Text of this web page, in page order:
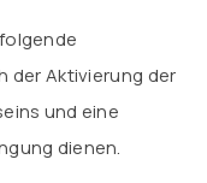
der Aktivierung der
und eine
dienen.